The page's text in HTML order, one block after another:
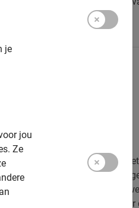
je
jou
Ze
en compacte, maar zeker
local op stap en fiets je
rondleiden. Na de fietstocht
leuker wordt en uiteraard is